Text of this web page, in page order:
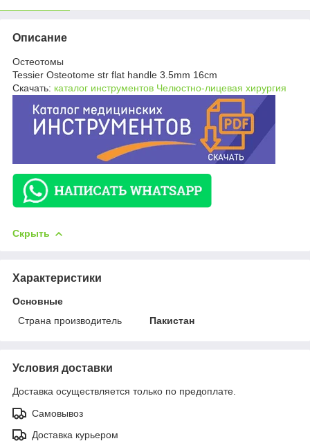
Описание
Остеотомы
Tessier Osteotome str flat handle 3.5mm 16cm
Скачать: каталог инструментов Челюстно-лицевая хирургия
Скрыть
Характеристики
Основные
Страна производитель
Пакистан
Условия доставки
Доставка осуществляется только по предоплате.
Самовывоз
Доставка курьером